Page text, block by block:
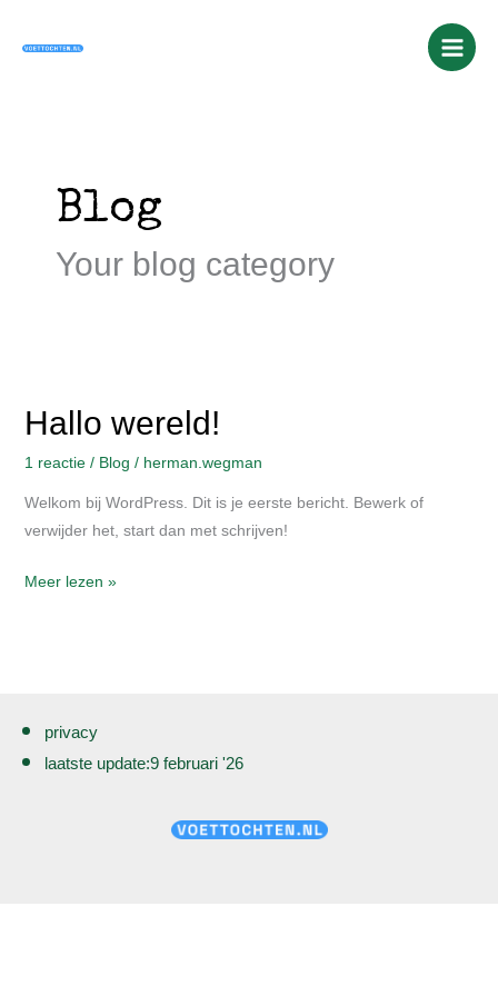
Blog
Your blog category
Hallo wereld!
1 reactie / Blog / herman.wegman
Welkom bij WordPress. Dit is je eerste bericht. Bewerk of
verwijder het, start dan met schrijven!
Hallo
Meer lezen »
privacy
laatste update:9 februari '26